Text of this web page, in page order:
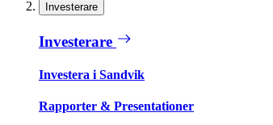
Investerare
Investerare
Investera i Sandvik
Rapporter & Presentationer